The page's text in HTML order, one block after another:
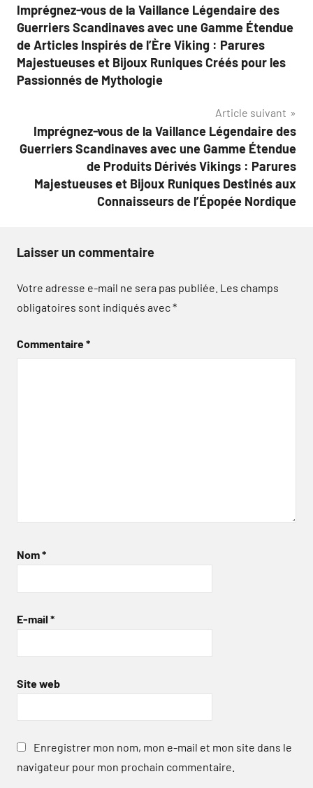
de
l’article
Imprégnez-vous de la Vaillance Légendaire des
Guerriers Scandinaves avec une Gamme Étendue
de Articles Inspirés de l’Ère Viking : Parures
Majestueuses et Bijoux Runiques Créés pour les
Passionnés de Mythologie
Article suivant
Imprégnez-vous de la Vaillance Légendaire des
Guerriers Scandinaves avec une Gamme Étendue
de Produits Dérivés Vikings : Parures
Majestueuses et Bijoux Runiques Destinés aux
Connaisseurs de l’Épopée Nordique
Laisser un commentaire
Votre adresse e-mail ne sera pas publiée. Les champs
obligatoires sont indiqués avec*
Commentaire*
Nom*
E-mail *
Site web
Enregistrer mon nom, mon e-mail et mon site dans le
navigateur pour mon prochain commentaire.